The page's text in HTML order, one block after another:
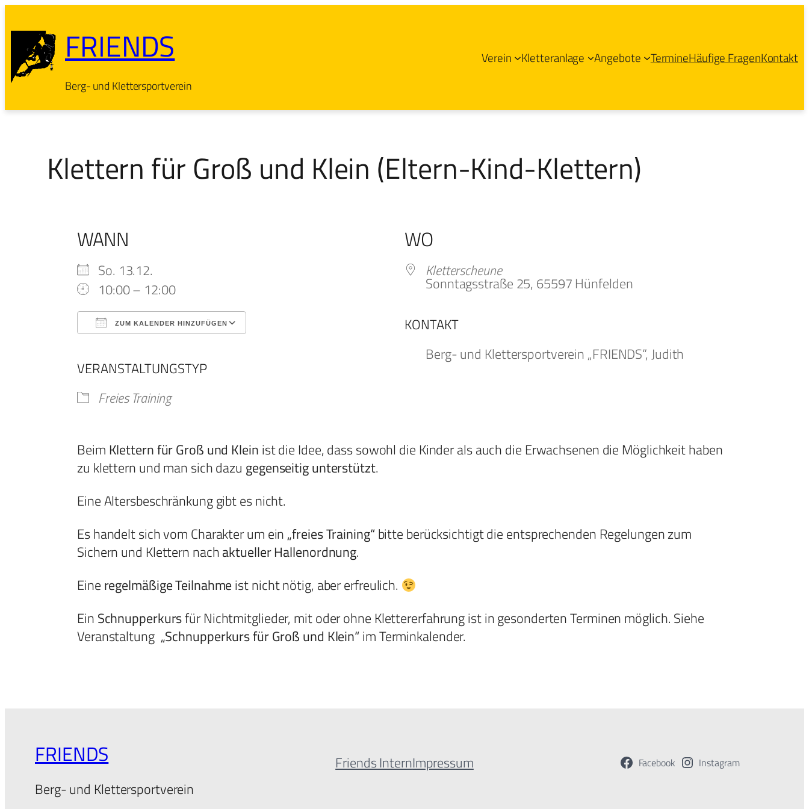
Inhalt
springen
FRIENDS
Berg- und Klettersportverein
Verein Kletteranlage Angebote TermineHäufige FragenKontakt
Klettern für Groß und Klein (Eltern-Kind-Klettern)
WANN
So. 13.12.
10:00 – 12:00
ZUM KALENDER HINZUFÜGEN
iCalendar Office 365
VERANSTALTUNGSTYP
Freies Training
WO
Kletterscheune
Sonntagsstraße 25, 65597 Hünfelden
KONTAKT
Berg- und Klettersportverein „FRIENDS“, Judith
Beim Klettern für Groß und Klein ist die Idee, dass sowohl die Kinder als auch die Erwachsenen die Möglichkeit haben
zu klettern und man sich dazu gegenseitig unterstützt.
Eine Altersbeschränkung gibt es nicht.
Es handelt sich vom Charakter um ein„freies Training“ bitte berücksichtigt die entsprechenden Regelungen zum
Sichern und Klettern nachaktueller Hallenordnung.
Eine regelmäßige Teilnahme ist nicht nötig, aber erfreulich.
Ein Schnupperkursfür Nichtmitglieder, mit oder ohne Klettererfahrung ist in gesonderten Terminen möglich. Siehe
Veranstaltung „Schnupperkurs für Groß und Klein“ im Terminkalender.
FRIENDS
Berg- und Klettersportverein
Friends InternImpressum Facebook Instagram